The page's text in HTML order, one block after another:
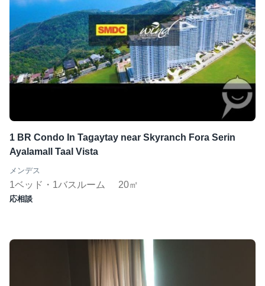
1 BR Condo In Tagaytay near Skyranch Fora Serin
Ayalamall Taal Vista
メンデス
1ベッド・1バスルーム 20㎡
応相談